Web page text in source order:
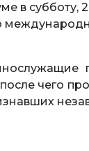
в субботу,
чего